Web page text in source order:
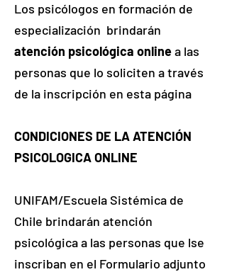
Los psicólogos en formación de
especialización brindarán
atención psicológica onlinea las
personas que lo soliciten a través
de la inscripción en esta página
CONDICIONES DE LA ATENCIÓN
PSICOLOGICA ONLINE
UNIFAM/Escuela Sistémica de
Chile brindarán atención
psicológica a las personas que lse
inscriban en el Formulario adjunto